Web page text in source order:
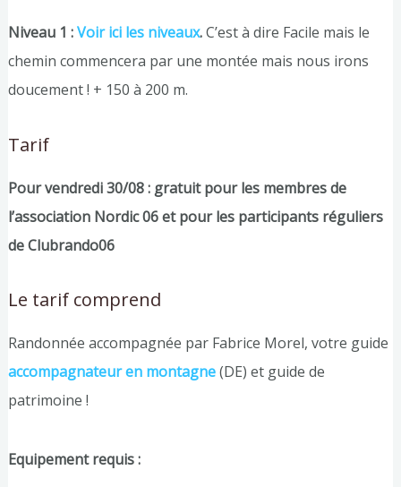
Niveau 1 :Voir ici les niveaux.C’est à dire Facile mais le
chemin commencera par une montée mais nous irons
doucement ! + 150 à 200 m.
Tarif
Pour vendredi 30/08 : gratuit pour les membres de
l’association Nordic 06 et pour les participants réguliers
de Clubrando06
Le tarif comprend
Randonnée accompagnée par Fabrice Morel, votre guide
accompagnateur en montagne(DE) et guide de
patrimoine !
Equipement requis :